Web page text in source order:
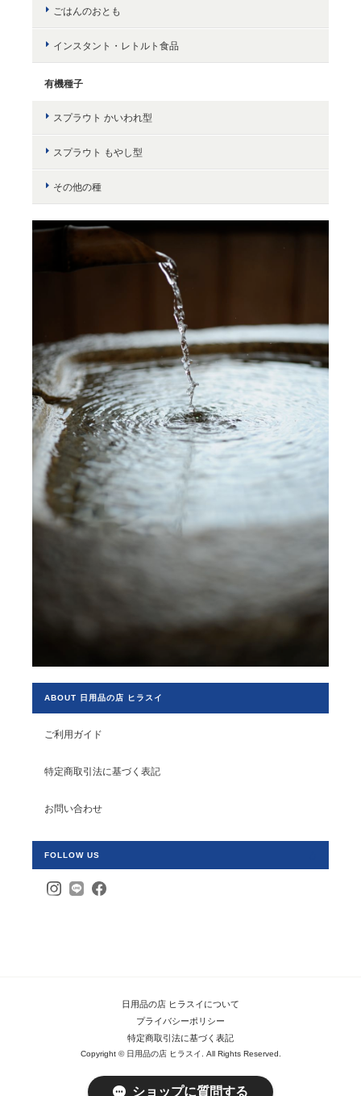
ごはんのおとも
インスタント・レトルト食品
有機種子
スプラウト かいわれ型
スプラウト もやし型
その他の種
ABOUT 日用品の店 ヒラスイ
ご利用ガイド
特定商取引法に基づく表記
お問い合わせ
FOLLOW US
日用品の店 ヒラスイについて
プライバシーポリシー
特定商取引法に基づく表記
Copyright © 日用品の店 ヒラスイ. All Rights Reserved.
ショップに質問する